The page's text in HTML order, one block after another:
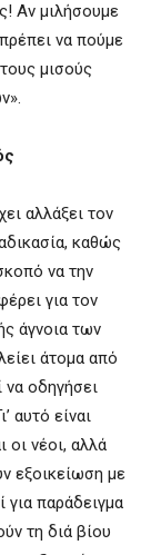
Αν μιλήσουμε
να πούμε
μισούς
αλλάξει τον
καθώς
να την
για τον
άγνοια των
άτομα από
να οδηγήσει
αυτό είναι
οι νέοι, αλλά
εξοικείωση με
για παράδειγμα
τη διά βίου